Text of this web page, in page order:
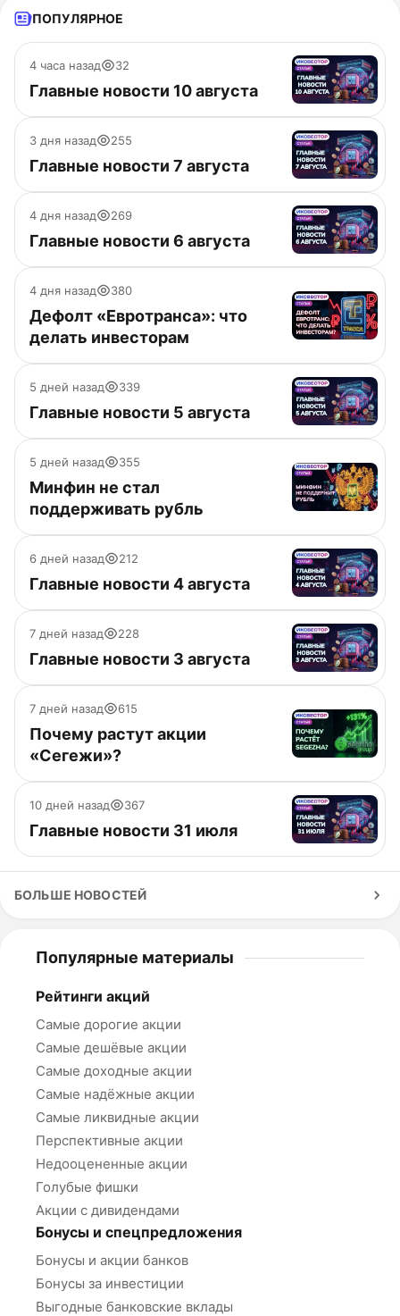
ПОПУЛЯРНОЕ
4 часа назад 32
Главные новости 10 августа
3 дня назад 255
Главные новости 7 августа
4 дня назад 269
Главные новости 6 августа
4 дня назад 380
Дефолт «Евротранса»: что
делать инвесторам
5 дней назад 339
Главные новости 5 августа
5 дней назад 355
Минфин не стал
поддерживать рубль
6 дней назад 212
Главные новости 4 августа
7 дней назад 228
Главные новости 3 августа
7 дней назад 615
Почему растут акции
«Сегежи»?
10 дней назад 367
Главные новости 31 июля
БОЛЬШЕ НОВОСТЕЙ
Популярные материалы
Рейтинги акций
Самые дорогие акции
Самые дешёвые акции
Самые доходные акции
Самые надёжные акции
Самые ликвидные акции
Перспективные акции
Недооцененные акции
Голубые фишки
Акции с дивидендами
Бонусы и спецпредложения
Бонусы и акции банков
Бонусы за инвестиции
Выгодные банковские вклады